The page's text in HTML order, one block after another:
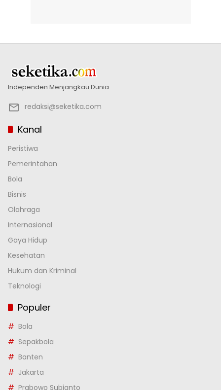
Independen Menjangkau Dunia
redaksi@seketika.com
Kanal
Peristiwa
Pemerintahan
Bola
Bisnis
Olahraga
Internasional
Gaya Hidup
Kesehatan
Hukum dan Kriminal
Teknologi
Populer
Bola
Sepakbola
Banten
Jakarta
Prabowo Subianto